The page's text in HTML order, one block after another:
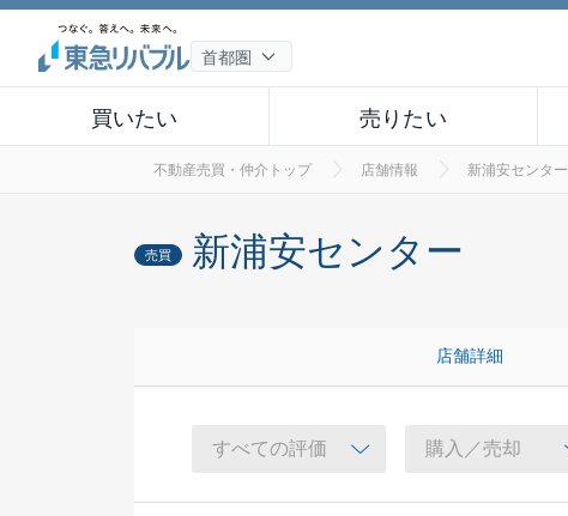
買いたい 売りたい
不動産売買・仲介トップ 店舗情報 新浦安センター
売買 新浦安センター
店舗詳細